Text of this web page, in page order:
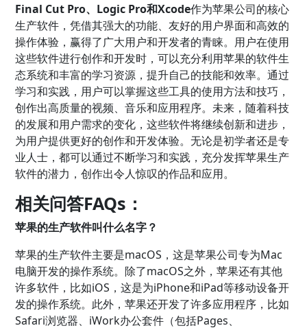
Final Cut Pro、Logic Pro和Xcode作为苹果公司的核心
生产软件，凭借其强大的功能、友好的用户界面和高效的
操作体验，赢得了广大用户和开发者的青睐。用户在使用
这些软件进行创作和开发时，可以充分利用苹果的软件生
态系统和丰富的学习资源，提升自己的技能和效率。通过
学习和实践，用户可以掌握这些工具的使用方法和技巧，
创作出高质量的视频、音乐和应用程序。未来，随着科技
的发展和用户需求的变化，这些软件将继续创新和进步，
为用户提供更好的创作和开发体验。无论是初学者还是专
业人士，都可以通过不断学习和实践，充分发挥苹果生产
软件的潜力，创作出令人惊叹的作品和应用。
相关问答FAQs：
苹果的生产软件叫什么名字？
苹果的生产软件主要是macOS，这是苹果公司专为Mac
电脑开发的操作系统。除了macOS之外，苹果还有其他
许多软件，比如iOS，这是为iPhone和iPad等移动设备开
发的操作系统。此外，苹果还开发了许多应用程序，比如
Safari浏览器、iWork办公套件（包括Pages、